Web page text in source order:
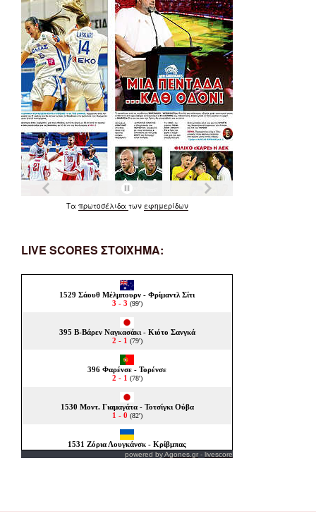
Τα πρωτοσέλιδα των εφημερίδων
LIVE SCORES ΣΤΟΙΧΗΜΑ:
powered byAgones.gr - livescore